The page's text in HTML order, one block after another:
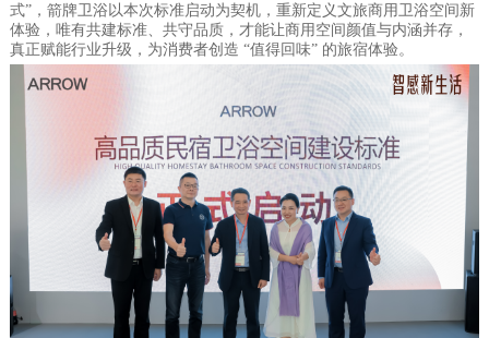
式”，箭牌卫浴以本次标准启动为契机，重新定义文旅商用卫浴空间新
体验，唯有共建标准、共守品质，才能让商用空间颜值与内涵并存，
真正赋能行业升级，为消费者创造 “值得回味” 的旅宿体验。